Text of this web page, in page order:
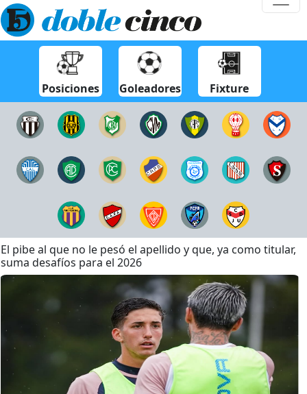
Posiciones Goleadores Fixture
El pibe al que no le pesó el apellido y que, ya como titular,
suma desafíos para el 2026